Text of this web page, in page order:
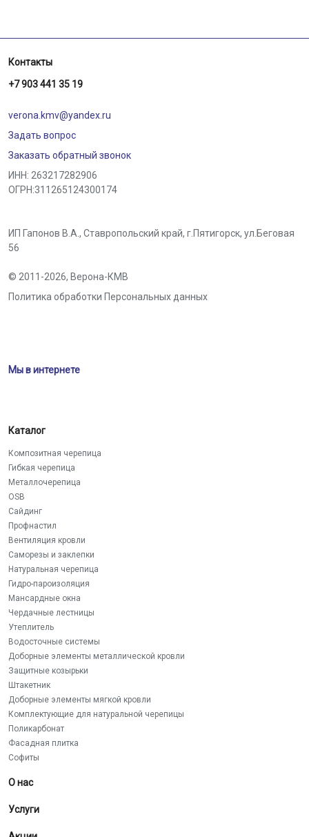
Контакты
+7 903 441 35 19
verona.kmv@yandex.ru
Задать вопрос
Заказать обратный звонок
ИНН: 263217282906
ОГРН:311265124300174
ИП Гапонов В.А., Ставропольский край, г.Пятигорск, ул.Беговая
56
© 2011-2026, Верона-КМВ
Политика обработки Персональных данных
Мы в интернете
Каталог
Композитная черепица
Гибкая черепица
Металлочерепица
OSB
Сайдинг
Профнастил
Вентиляция кровли
Саморезы и заклепки
Натуральная черепица
Гидро-пароизоляция
Мансардные окна
Чердачные лестницы
Утеплитель
Водосточные системы
Доборные элементы металлической кровли
Защитные козырьки
Штакетник
Доборные элементы мягкой кровли
Комплектующие для натуральной черепицы
Поликарбонат
Фасадная плитка
Софиты
О нас
Услуги